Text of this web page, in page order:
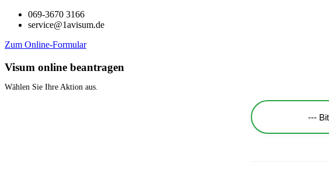
069-3670 3166
service@1avisum.de
Zum Online-Formular
Visum online beantragen
Wählen Sie Ihre Aktion aus.